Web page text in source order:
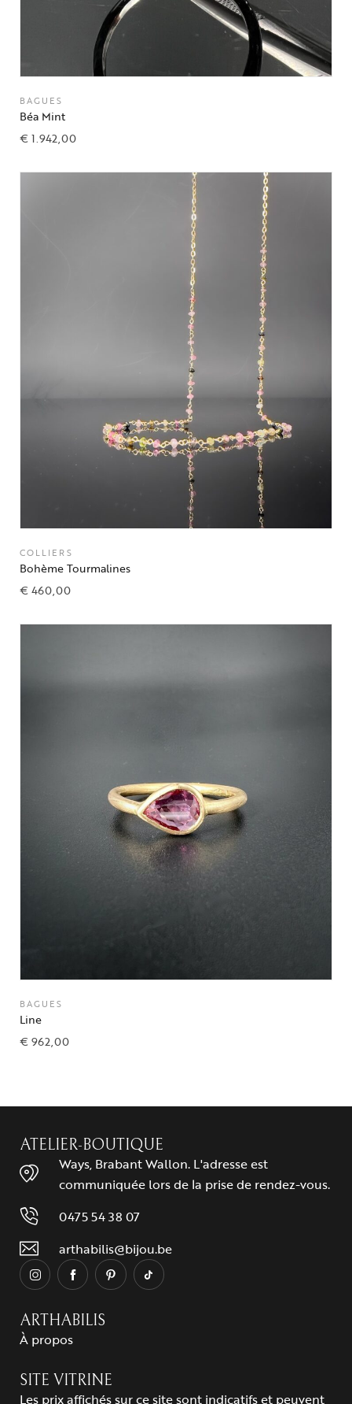
BAGUES
Béa Mint
€1.942,00
COLLIERS
Bohème Tourmalines
€460,00
BAGUES
Line
€962,00
ATELIER-BOUTIQUE
Ways, Brabant Wallon. L'adresse est
communiquée lors de la prise de rendez-vous.
0475 54 38 07
arthabilis@bijou.be
ARTHABILIS
À propos
SITE VITRINE
Les prix affichés sur ce site sont indicatifs et peuvent